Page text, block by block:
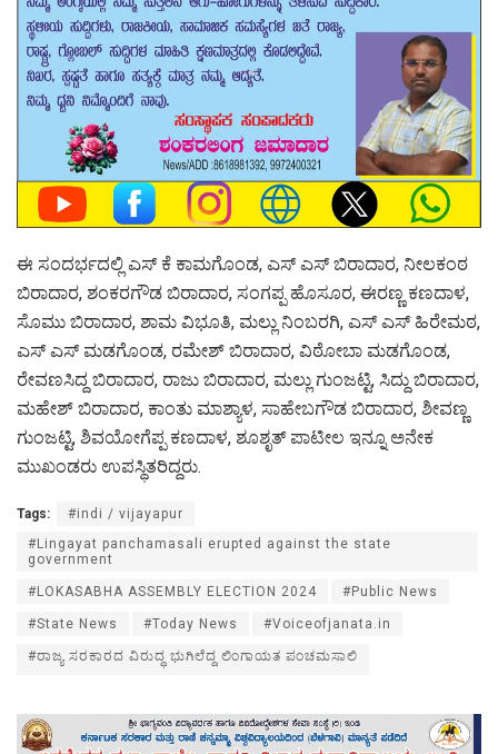
ಈ ಸಂದರ್ಭದಲ್ಲಿ ಎಸ್ ಕೆ ಕಾಮಗೊಂಡ, ಎಸ್ ಎಸ್ ಬಿರಾದಾರ, ನೀಲಕಂಠ
ಬಿರಾದಾರ, ಶಂಕರಗೌಡ ಬಿರಾದಾರ, ಸಂಗಪ್ಪ ಹೊಸೂರ, ಈರಣ್ಣ ಕಣದಾಳ,
ಸೊಮು ಬಿರಾದಾರ, ಶಾಮ ವಿಭೂತಿ, ಮಲ್ಲು ನಿಂಬರಗಿ, ಎಸ್ ಎಸ್ ಹಿರೇಮಠ,
ಎಸ್ ಎಸ್ ಮಡಗೊಂಡ, ರಮೇಶ್ ಬಿರಾದಾರ, ವಿಠೋಬಾ ಮಡಗೊಂಡ,
ರೇವಣಸಿದ್ದ ಬಿರಾದಾರ, ರಾಜು ಬಿರಾದಾರ, ಮಲ್ಲು ಗುಂಜಟ್ಟಿ, ಸಿದ್ದು ಬಿರಾದಾರ,
ಮಹೇಶ್ ಬಿರಾದಾರ, ಕಾಂತು ಮಾಶ್ಯಾಳ, ಸಾಹೇಬಗೌಡ ಬಿರಾದಾರ, ಶೀವಣ್ಣ
ಗುಂಜಟ್ಟಿ, ಶಿವಯೋಗೆಪ್ಪ ಕಣದಾಳ, ಶೂಶೃತ್ ಪಾಟೀಲ ಇನ್ನೂ ಅನೇಕ
ಮುಖಂಡರು ಉಪಸ್ಥಿತರಿದ್ದರು.
Tags:
#indi / vijayapur
#Lingayat panchamasali erupted against the state
government
#LOKASABHA ASSEMBLY ELECTION 2024 #Public News
#State News #Today News #Voiceofjanata.in
#ರಾಜ್ಯ ಸರಕಾರದ ವಿರುದ್ಧ ಭುಗಿಲೆದ್ದ ಲಿಂಗಾಯತ ಪಂಚಮಸಾಲಿ